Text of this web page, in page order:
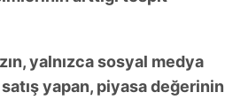
kullanılan çerezlerle ilgili bilgi
yalnızca sosyal medya
yapan, piyasa değerinin